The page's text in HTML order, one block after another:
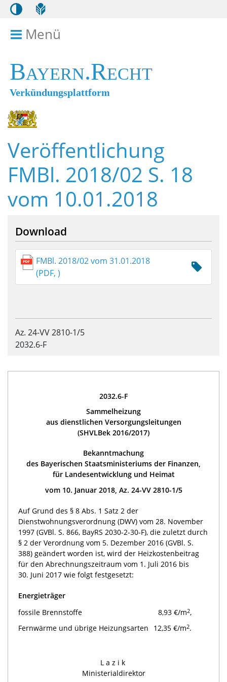
Menü
Bayern.Recht
Verkündungsplattform
Veröffentlichung
FMBl. 2018/02 S. 18
vom 10.01.2018
Download
FMBl. 2018/02 vom 31.01.2018
(PDF, )
Az. 24-VV 2810-1/5
2032.6-F
2032.6-F
Sammelheizung
aus dienstlichen Versorgungsleitungen
(SHVLBek 2016/2017)
Bekanntmachung
des Bayerischen Staatsministeriums der Finanzen,
für Landesentwicklung und Heimat
vom 10. Januar 2018, Az. 24-VV 2810-1/5
Auf Grund des § 8 Abs. 1 Satz 2 der
Dienstwohnungsverordnung (DWV) vom 28. November
1997 (GVBl. S. 866, BayRS 2030-2-30-F), die zuletzt durch
§ 2 der Verordnung vom 5. Dezember 2016 (GVBl. S.
388) geändert worden ist, wird der Heizkostenbeitrag
für den Abrechnungszeitraum vom 1. Juli 2016 bis
30. Juni 2017 wie folgt festgesetzt:
Energieträger
fossile Brennstoffe
8,93 €/m2,
Fernwärme und übrige Heizungsarten
12,35 €/m2.
Lazik
Ministerialdirektor